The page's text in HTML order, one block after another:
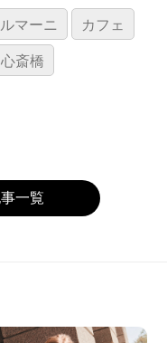
マーニ カフェ
心斎橋
一覧